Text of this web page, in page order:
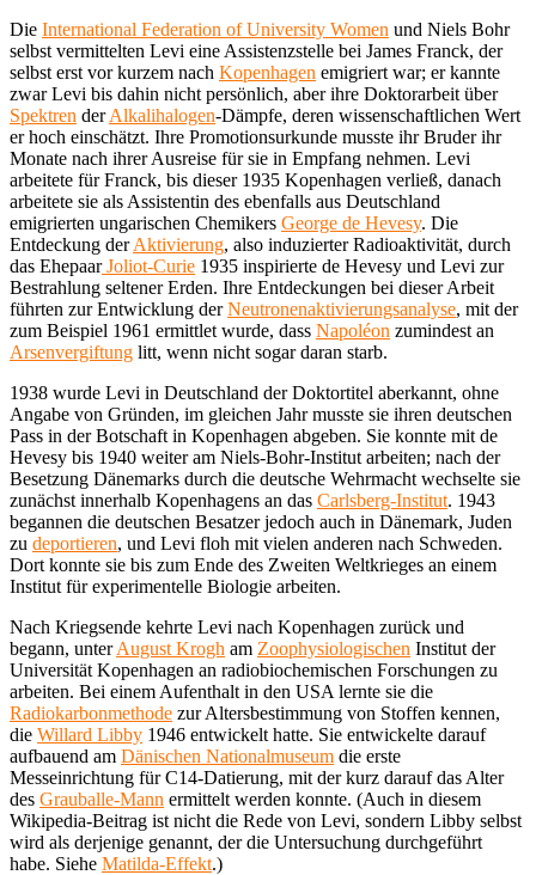
Die International Federation of University Women und Niels Bohr
selbst vermittelten Levi eine Assistenzstelle bei James Franck, der
selbst erst vor kurzem nach Kopenhagen emigriert war; er kannte
zwar Levi bis dahin nicht persönlich, aber ihre Doktorarbeit über
Spektren derAlkalihalogen-Dämpfe, deren wissenschaftlichen Wert
er hoch einschätzt. Ihre Promotionsurkunde musste ihr Bruder ihr
Monate nach ihrer Ausreise für sie in Empfang nehmen. Levi
arbeitete für Franck, bis dieser 1935 Kopenhagen verließ, danach
arbeitete sie als Assistentin des ebenfalls aus Deutschland
emigrierten ungarischen Chemikers George de Hevesy. Die
Entdeckung derAktivierung, also induzierter Radioaktivität, durch
das EhepaarJoliot-Curie 1935 inspirierte de Hevesy und Levi zur
Bestrahlung seltener Erden. Ihre Entdeckungen bei dieser Arbeit
führten zur Entwicklung derNeutronenaktivierungsanalyse, mit der
zum Beispiel 1961 ermittlet wurde, dass Napoléon zumindest an
Arsenvergiftung litt, wenn nicht sogar daran starb.
1938 wurde Levi in Deutschland der Doktortitel aberkannt, ohne
Angabe von Gründen, im gleichen Jahr musste sie ihren deutschen
Pass in der Botschaft in Kopenhagen abgeben. Sie konnte mit de
Hevesy bis 1940 weiter am Niels-Bohr-Institut arbeiten; nach der
Besetzung Dänemarks durch die deutsche Wehrmacht wechselte sie
zunächst innerhalb Kopenhagens an das Carlsberg-Institut. 1943
begannen die deutschen Besatzer jedoch auch in Dänemark, Juden
zu deportieren, und Levi floh mit vielen anderen nach Schweden.
Dort konnte sie bis zum Ende des Zweiten Weltkrieges an einem
Institut für experimentelle Biologie arbeiten.
Nach Kriegsende kehrte Levi nach Kopenhagen zurück und
begann, unterAugust Krogh am Zoophysiologischen Institut der
Universität Kopenhagen an radiobiochemischen Forschungen zu
arbeiten. Bei einem Aufenthalt in den USA lernte sie die
Radiokarbonmethode zur Altersbestimmung von Stoffen kennen,
die Willard Libby 1946 entwickelt hatte. Sie entwickelte darauf
aufbauend am Dänischen Nationalmuseum die erste
Messeinrichtung für C14-Datierung, mit der kurz darauf das Alter
des Grauballe-Mann ermittelt werden konnte. (Auch in diesem
Wikipedia-Beitrag ist nicht die Rede von Levi, sondern Libby selbst
wird als derjenige genannt, der die Untersuchung durchgeführt
habe. Siehe Matilda-Effekt.)